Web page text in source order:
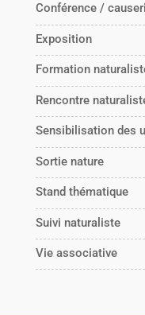
Conférence /
Exposition
Formation
Rencontre
Sensibilisation des
Sortie nature
Stand thématique
Suivi naturaliste
Vie associative